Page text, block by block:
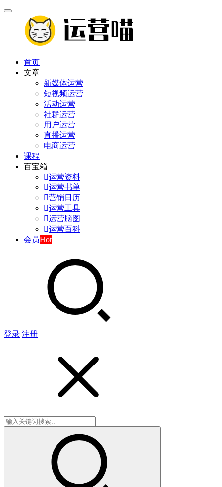
首页
文章
新媒体运营
短视频运营
活动运营
社群运营
用户运营
直播运营
电商运营
课程
百宝箱
运营资料
运营书单
营销日历
运营工具
运营脑图
运营百科
会员Hot
登录 注册